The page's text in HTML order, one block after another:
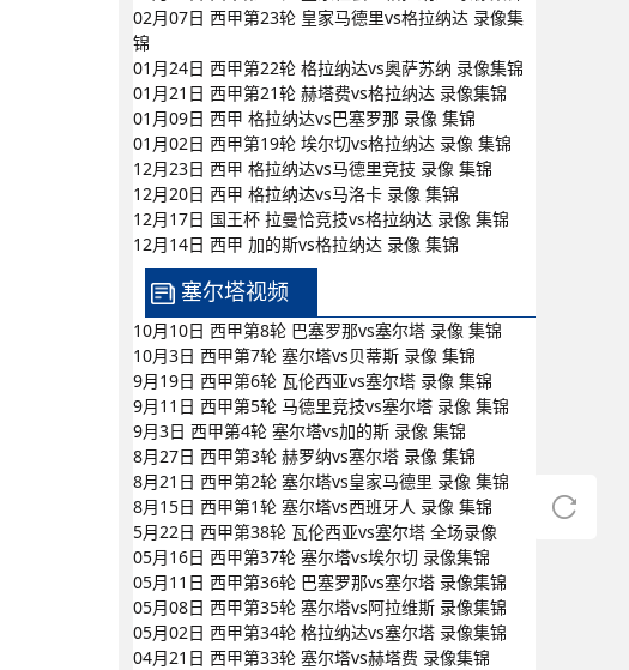
02月07日 西甲第23轮 皇家马德里vs格拉纳达 录像集
锦
01月24日 西甲第22轮 格拉纳达vs奥萨苏纳 录像集锦
01月21日 西甲第21轮 赫塔费vs格拉纳达 录像集锦
01月09日 西甲 格拉纳达vs巴塞罗那 录像 集锦
01月02日 西甲第19轮 埃尔切vs格拉纳达 录像 集锦
12月23日 西甲 格拉纳达vs马德里竞技 录像 集锦
12月20日 西甲 格拉纳达vs马洛卡 录像 集锦
12月17日 国王杯 拉曼恰竞技vs格拉纳达 录像 集锦
12月14日 西甲 加的斯vs格拉纳达 录像 集锦
塞尔塔视频
10月10日 西甲第8轮 巴塞罗那vs塞尔塔 录像 集锦
10月3日 西甲第7轮 塞尔塔vs贝蒂斯 录像 集锦
9月19日 西甲第6轮 瓦伦西亚vs塞尔塔 录像 集锦
9月11日 西甲第5轮 马德里竞技vs塞尔塔 录像 集锦
9月3日 西甲第4轮 塞尔塔vs加的斯 录像 集锦
8月27日 西甲第3轮 赫罗纳vs塞尔塔 录像 集锦
8月21日 西甲第2轮 塞尔塔vs皇家马德里 录像 集锦
8月15日 西甲第1轮 塞尔塔vs西班牙人 录像 集锦
5月22日 西甲第38轮 瓦伦西亚vs塞尔塔 全场录像
05月16日 西甲第37轮 塞尔塔vs埃尔切 录像集锦
05月11日 西甲第36轮 巴塞罗那vs塞尔塔 录像集锦
05月08日 西甲第35轮 塞尔塔vs阿拉维斯 录像集锦
05月02日 西甲第34轮 格拉纳达vs塞尔塔 录像集锦
04月21日 西甲第33轮 塞尔塔vs赫塔费 录像集锦